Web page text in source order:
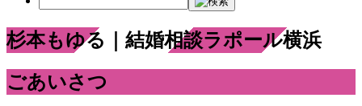
杉本もゆる｜結婚相談ラポール横浜
ごあいさつ